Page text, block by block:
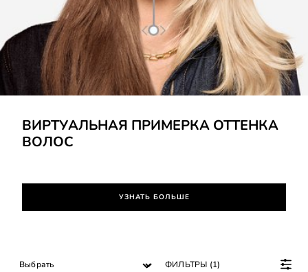
ВИРТУАЛЬНАЯ ПРИМЕРКА ОТТЕНКА
ВОЛОС
УЗНАТЬ БОЛЬШЕ
ФИЛЬТРЫ (1)